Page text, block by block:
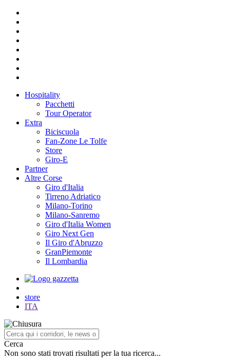
Hospitality
Pacchetti
Tour Operator
Extra
Biciscuola
Fan-Zone Le Tolfe
Store
Giro-E
Partner
Altre Corse
Giro d'Italia
Tirreno Adriatico
Milano-Torino
Milano-Sanremo
Giro d'Italia Women
Giro Next Gen
Il Giro d'Abruzzo
GranPiemonte
Il Lombardia
store
ITA
Cerca
Non sono stati trovati risultati per la tua ricerca...